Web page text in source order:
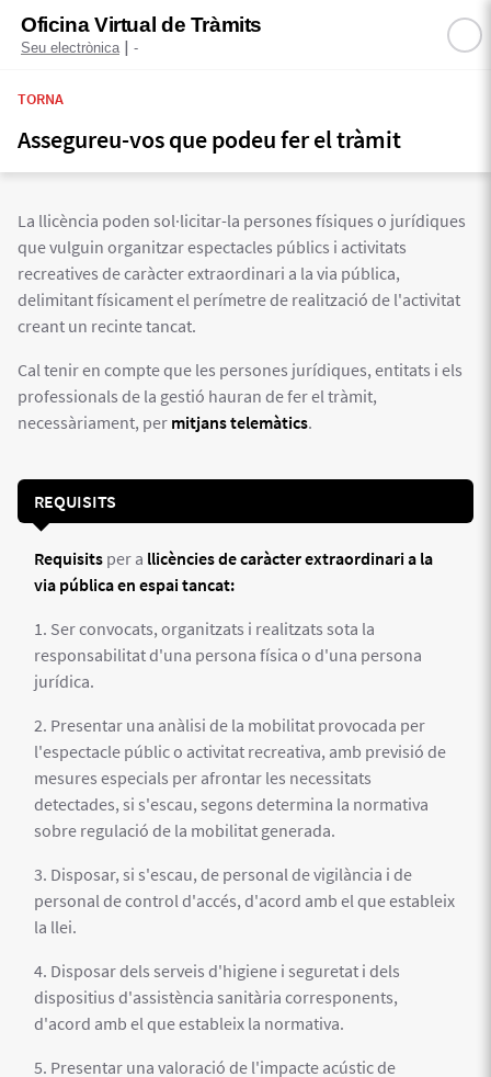
Oficina Virtual de Tràmits
Seu electrònica | -
TORNA
Assegureu-vos que podeu fer el tràmit
La llicència poden sol·licitar-la persones físiques o jurídiques
que vulguin organitzar espectacles públics i activitats
recreatives de caràcter extraordinari a la via pública,
delimitant físicament el perímetre de realització de l'activitat
creant un recinte tancat.
Cal tenir en compte que les persones jurídiques, entitats i els
professionals de la gestió hauran de fer el tràmit,
necessàriament, per mitjans telemàtics.
REQUISITS
Requisits per a llicències de caràcter extraordinari a la
via pública en espai tancat:
1. Ser convocats, organitzats i realitzats sota la
responsabilitat d'una persona física o d'una persona
jurídica.
2. Presentar una anàlisi de la mobilitat provocada per
l'espectacle públic o activitat recreativa, amb previsió de
mesures especials per afrontar les necessitats
detectades, si s'escau, segons determina la normativa
sobre regulació de la mobilitat generada.
3. Disposar, si s'escau, de personal de vigilància i de
personal de control d'accés, d'acord amb el que estableix
la llei.
4. Disposar dels serveis d'higiene i seguretat i dels
dispositius d'assistència sanitària corresponents,
d'acord amb el que estableix la normativa.
5. Presentar una valoració de l'impacte acústic de